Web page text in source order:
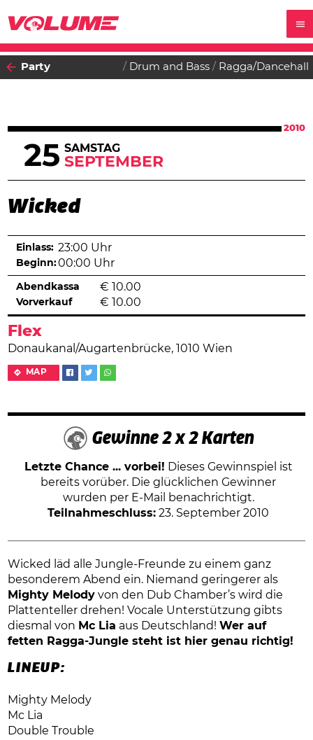
Party Drum and Bass Ragga/Dancehall
2010
25 SAMSTAG
SEPTEMBER
Wicked
Flex
Donaukanal/Augartenbrücke, 1010 Wien
MAP
Einlass: 23:00 Uhr
Beginn:00:00 Uhr
Abendkassa € 10.00
Vorverkauf € 10.00
Gewinne 2 x 2 Karten
Letzte Chance ... vorbei! Dieses Gewinnspiel ist
bereits vorüber. Die glücklichen Gewinner
wurden per E-Mail benachrichtigt.
Teilnahmeschluss: 23. September 2010
Wicked läd alle Jungle-Freunde zu einem ganz
besonderem Abend ein. Niemand geringerer als
Mighty Melody von den Dub Chamber’s wird die
Plattenteller drehen! Vocale Unterstützung gibts
diesmal von Mc Lia aus Deutschland!Wer auf
fetten Ragga-Jungle steht ist hier genau richtig!
LINEUP:
Mighty Melody
Mc Lia
Double Trouble